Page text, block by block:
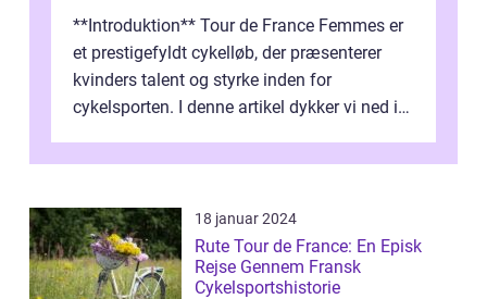
**Introduktion** Tour de France Femmes er
et prestigefyldt cykelløb, der præsenterer
kvinders talent og styrke inden for
cykelsporten. I denne artikel dykker vi ned i
18 januar 2024
Rute Tour de France: En Episk
Rejse Gennem Fransk
Cykelsportshistorie